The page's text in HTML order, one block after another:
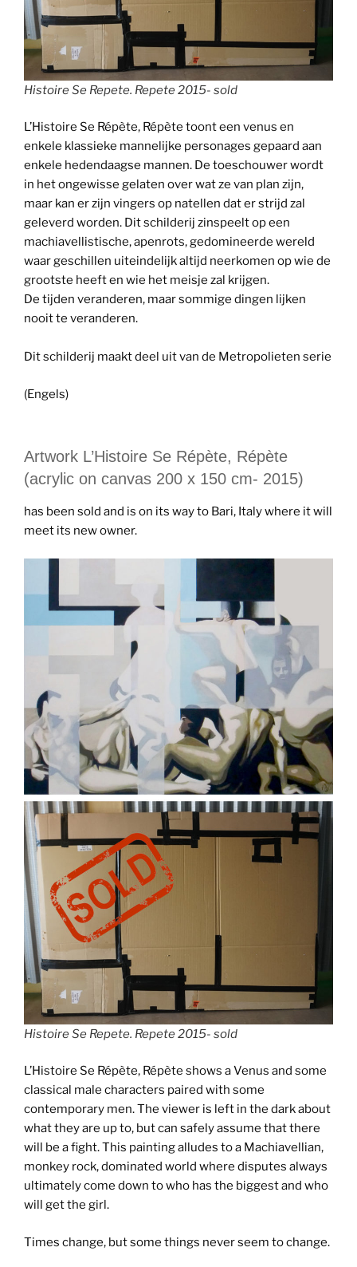
Histoire Se Repete. Repete 2015- sold
L’Histoire Se Répète, Répète toont een venus en
enkele klassieke mannelijke personages gepaard aan
enkele hedendaagse mannen. De toeschouwer wordt
in het ongewisse gelaten over wat ze van plan zijn,
maar kan er zijn vingers op natellen dat er strijd zal
geleverd worden. Dit schilderij zinspeelt op een
machiavellistische, apenrots, gedomineerde wereld
waar geschillen uiteindelijk altijd neerkomen op wie de
grootste heeft en wie het meisje zal krijgen.
De tijden veranderen, maar sommige dingen lijken
nooit te veranderen.
Dit schilderij maakt deel uit van de Metropolieten serie
(Engels)
Artwork L’Histoire Se Répète, Répète
(acrylic on canvas 200 x 150 cm- 2015)
has been sold and is on its way to Bari, Italy where it will
meet its new owner.
Histoire Se Repete. Repete 2015- sold
L’Histoire Se Répète, Répète shows a Venus and some
classical male characters paired with some
contemporary men. The viewer is left in the dark about
what they are up to, but can safely assume that there
will be a fight. This painting alludes to a Machiavellian,
monkey rock, dominated world where disputes always
ultimately come down to who has the biggest and who
will get the girl.
Times change, but some things never seem to change.